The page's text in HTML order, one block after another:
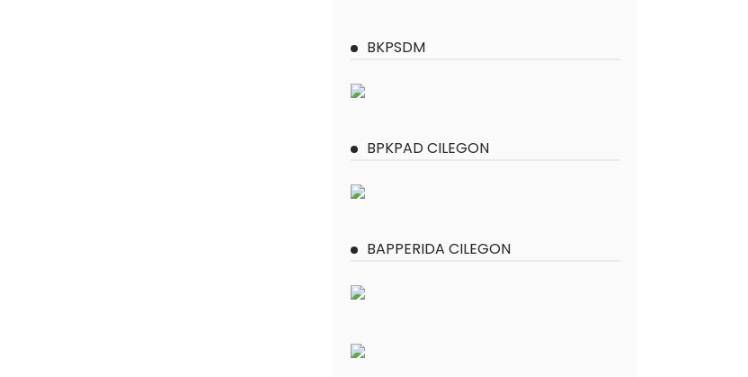
BKPSDM
BPKPAD CILEGON
BAPPERIDA CILEGON